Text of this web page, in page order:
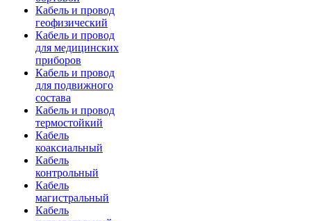
Кабель и провод
геофизический
Кабель и провод
для медицинских
приборов
Кабель и провод
для подвижного
состава
Кабель и провод
термостойкий
Кабель
коаксиальный
Кабель
контрольный
Кабель
магистральный
Кабель